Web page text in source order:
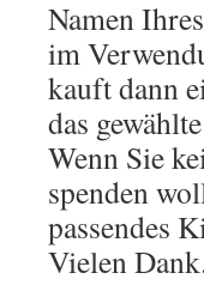
Namen
im
kauft dann
das
Wenn Sie
spenden
passendes
Vielen